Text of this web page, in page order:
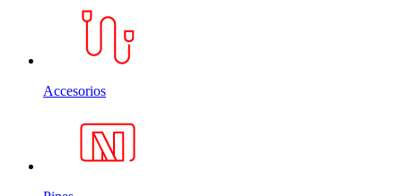
Accesorios